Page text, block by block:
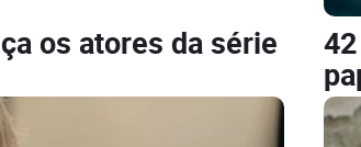
os atores da série